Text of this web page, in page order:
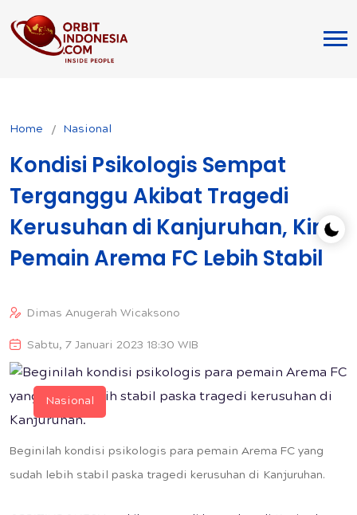
Home Nasional
Kondisi Psikologis Sempat
Terganggu Akibat Tragedi
Kerusuhan di Kanjuruhan, Kini
Pemain Arema FC Lebih Stabil
Dimas Anugerah Wicaksono
Sabtu, 7 Januari 2023 18:30 WIB
Beginilah kondisi psikologis para pemain Arema FC yang
sudah lebih stabil paska tragedi kerusuhan di Kanjuruhan.
Nasional